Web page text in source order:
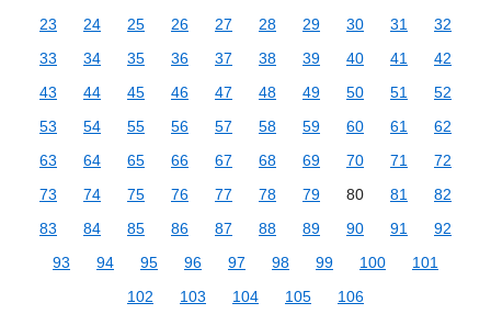
23
24 25 26 27 28 29 30 31
32
33
34 35 36 37 38 39 40 41
42
43
44 45 46 47 48 49 50 51
52
53
54 55 56 57 58 59 60 61
62
63
64 65 66 67 68 69 70 71
72
73
74 75 76 77 78 79 80 81
82
83
84 85 86 87 88 89 90 91
92
93
94 95 96 97 98 99 100
101
102
103 104 105 106